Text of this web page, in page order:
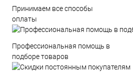
Принимаем все способы
оплаты
Профессиональная помощь в
подборе товаров